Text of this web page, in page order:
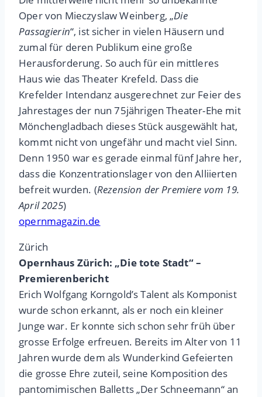
Oper von Mieczyslaw Weinberg, „Die
Passagierin“, ist sicher in vielen Häusern und
zumal für deren Publikum eine große
Herausforderung. So auch für ein mittleres
Haus wie das Theater Krefeld. Dass die
Krefelder Intendanz ausgerechnet zur Feier des
Jahrestages der nun 75jährigen Theater-Ehe mit
Mönchengladbach dieses Stück ausgewählt hat,
kommt nicht von ungefähr und macht viel Sinn.
Denn 1950 war es gerade einmal fünf Jahre her,
dass die Konzentrationslager von den Alliierten
befreit wurden. (Rezension der Premiere vom 19.
April 2025)
opernmagazin.de
Zürich
Opernhaus Zürich: „Die tote Stadt“ –
Premierenbericht
Erich Wolfgang Korngold’s Talent als Komponist
wurde schon erkannt, als er noch ein kleiner
Junge war. Er konnte sich schon sehr früh über
grosse Erfolge erfreuen. Bereits im Alter von 11
Jahren wurde dem als Wunderkind Gefeierten
die grosse Ehre zuteil, seine Komposition des
pantomimischen Balletts „Der Schneemann“ an